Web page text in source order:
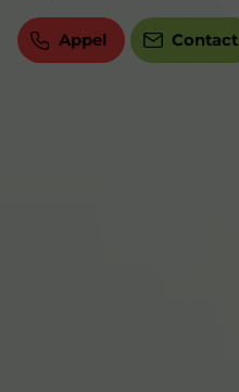
Appel Contact